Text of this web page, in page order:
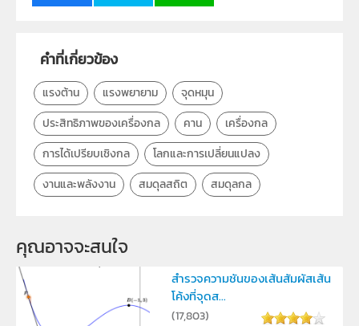
วิชา
ครู, นักเรียน, บุคคลทั่วไป
คำที่เกี่ยวข้อง
แรงต้าน แรงพยายาม
จุดหมุน
ประสิทธิภาพของเครื่องกล
คาน
เครื่องกล
การได้เปรียบเชิงกล
โลกและการเปลี่ยนแปลง
งานและพลังงาน
สมดุลสถิต สมดุลกล
คุณอาจจะสนใจ
สำรวจความชันของเส้นสัมผัสเส้น
โค้งที่จุดส...
(17,803)